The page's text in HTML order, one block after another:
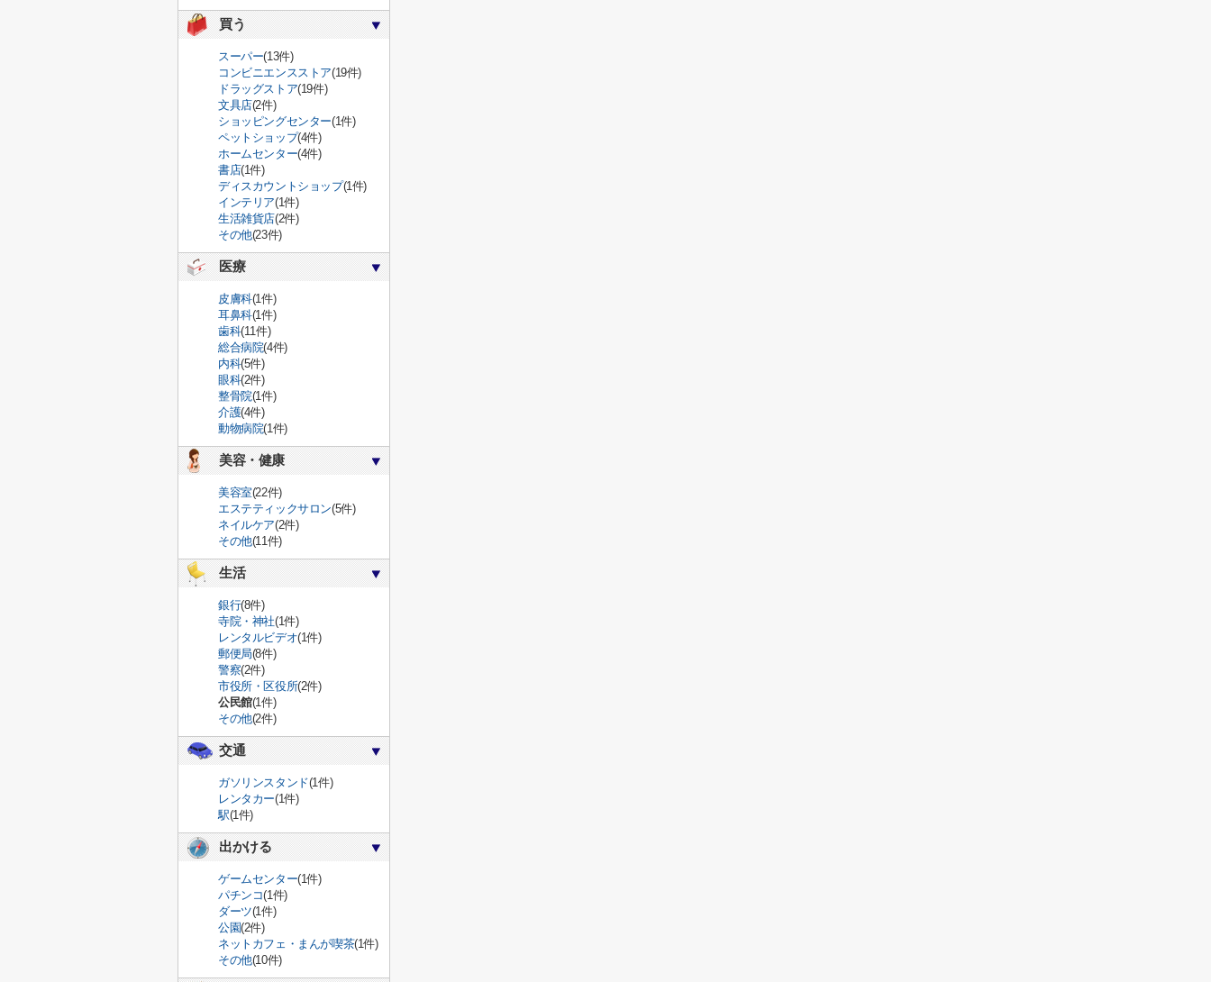
買う
スーパー(13件)
コンビニエンスストア(19件)
ドラッグストア(19件)
文具店(2件)
ショッピングセンター(1件)
ペットショップ(4件)
ホームセンター(4件)
書店(1件)
ディスカウントショップ(1件)
インテリア(1件)
生活雑貨店(2件)
その他(23件)
医療
皮膚科(1件)
耳鼻科(1件)
歯科(11件)
総合病院(4件)
内科(5件)
眼科(2件)
整骨院(1件)
介護(4件)
動物病院(1件)
美容・健康
美容室(22件)
エステティックサロン(5件)
ネイルケア(2件)
その他(11件)
生活
銀行(8件)
寺院・神社(1件)
レンタルビデオ(1件)
郵便局(8件)
警察(2件)
市役所・区役所(2件)
公民館(1件)
その他(2件)
交通
ガソリンスタンド(1件)
レンタカー(1件)
駅(1件)
出かける
ゲームセンター(1件)
パチンコ(1件)
ダーツ(1件)
公園(2件)
ネットカフェ・まんが喫茶(1件)
その他(10件)